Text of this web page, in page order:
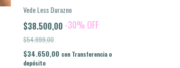
Vede Less Durazno
$38.500,00 -30% OFF
$54.999,00
$34.650,00 con Transferencia o
depósito